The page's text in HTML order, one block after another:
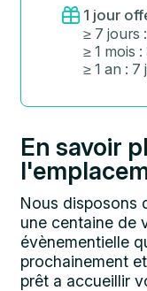
En savoir
Nous disposons
une centaine de
évènementielle
prochainement
prêt a accueillir
1 jour
≥ 7 jours
≥ 1 mois
≥ 1 an :